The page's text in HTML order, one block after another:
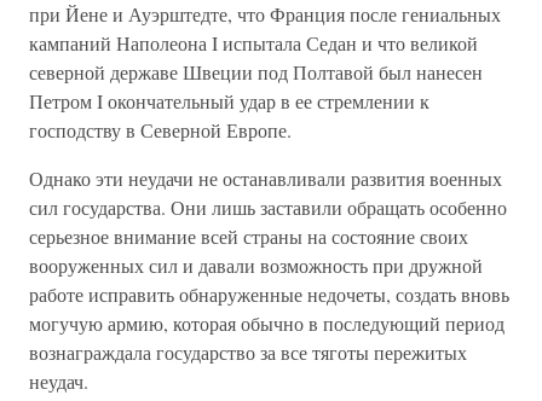
при Йене и Ауэрштедте, что Франция после гениальных
кампаний Наполеона I испытала Седан и что великой
северной державе Швеции под Полтавой был нанесен
Петром I окончательный удар в ее стремлении к
господству в Северной Европе.
Однако эти неудачи не останавливали развития военных
сил государства. Они лишь заставили обращать особенно
серьезное внимание всей страны на состояние своих
вооруженных сил и давали возможность при дружной
работе исправить обнаруженные недочеты, создать вновь
могучую армию, которая обычно в последующий период
вознаграждала государство за все тяготы пережитых
неудач.